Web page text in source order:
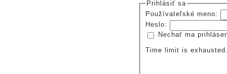
Prihlásiť sa
Používateľské meno:
Heslo:
Nechať ma
Time limit is